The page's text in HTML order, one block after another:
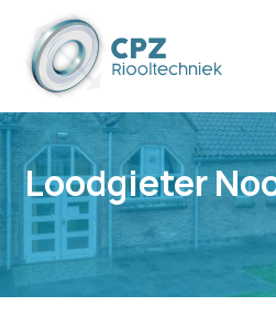
Loodgieter